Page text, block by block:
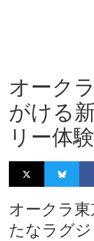
オーク
がける
リー体
オークラ
たなラグ